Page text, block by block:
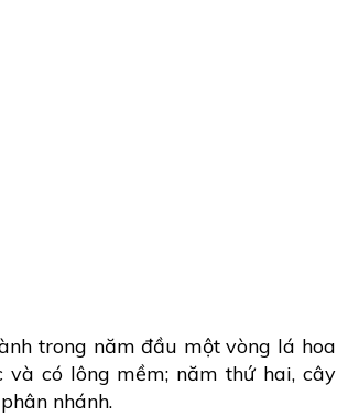
trong năm đầu một vòng lá hoa
có lông mềm; năm thứ hai, cây
nhánh.